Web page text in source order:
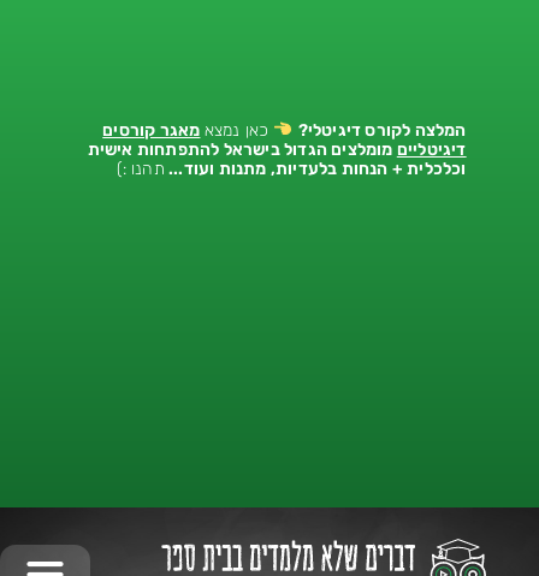
המלצה לקורס דיגיטלי? כאן נמצא מאגר קורסים
דיגיטליים מומלצים הגדול בישראל להתפתחות אישית
וכלכלית + הנחות בלעדיות, מתנות ועוד... תהנו :)